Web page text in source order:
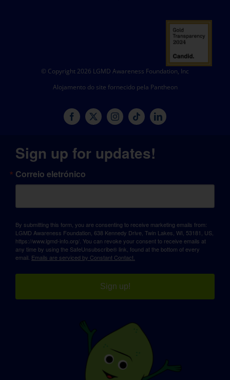
© Copyright 2026 LGMD Awareness Foundation, Inc
Alojamento do site fornecido pela Pantheon
Sign up for updates!
Correio eletrónico
By submitting this form, you are consenting to receive marketing emails from:
LGMD Awareness Foundation, 638 Kennedy Drive, Twin Lakes, WI, 53181, US,
https://www.lgmd-info.org/. You can revoke your consent to receive emails at
any time by using the SafeUnsubscribe® link, found at the bottom of every
email. Emails are serviced by Constant Contact.
Sign up!